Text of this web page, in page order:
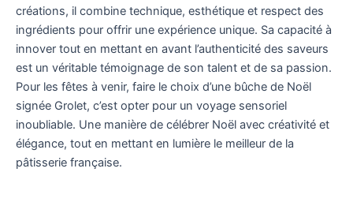
créations, il combine technique, esthétique et respect des
ingrédients pour offrir une expérience unique. Sa capacité à
innover tout en mettant en avant l’authenticité des saveurs
est un véritable témoignage de son talent et de sa passion.
Pour les fêtes à venir, faire le choix d’une bûche de Noël
signée Grolet, c’est opter pour un voyage sensoriel
inoubliable. Une manière de célébrer Noël avec créativité et
élégance, tout en mettant en lumière le meilleur de la
pâtisserie française.